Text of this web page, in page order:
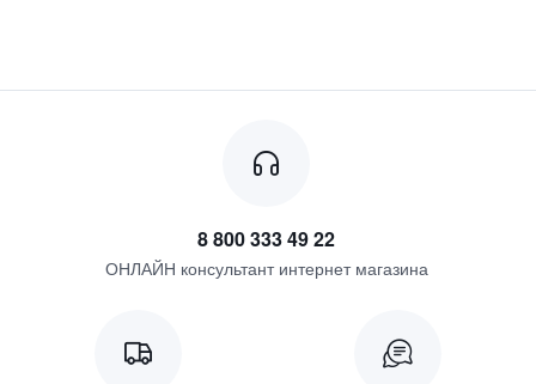
8 800 333 49 22
ОНЛАЙН консультант интернет магазина